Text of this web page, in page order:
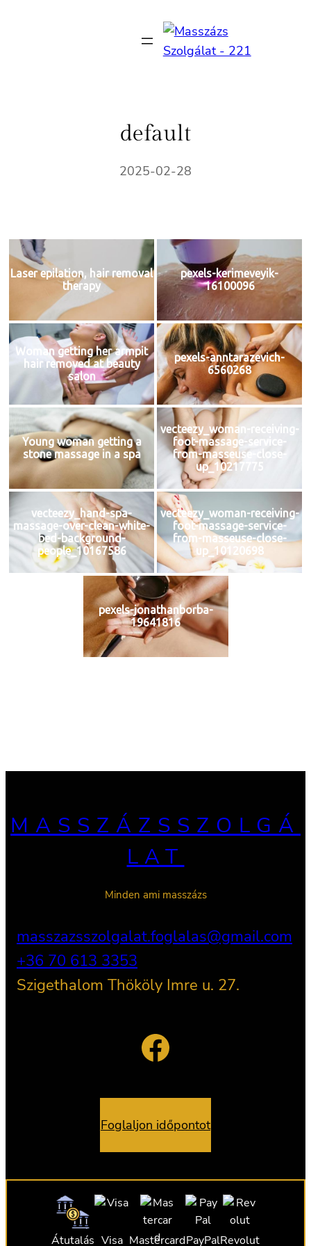
default
2025-02-28
Laser epilation, hair removal
therapy
pexels-kerimeveyik-
16100096
Woman getting her armpit
hair removed at beauty
salon
pexels-anntarazevich-
6560268
Young woman getting a
stone massage in a spa
vecteezy_woman-receiving-
foot-massage-service-
from-masseuse-close-
up_10217775
vecteezy_hand-spa-
massage-over-clean-white-
bed-background-
people_10167586
vecteezy_woman-receiving-
foot-massage-service-
from-masseuse-close-
up_10120698
pexels-jonathanborba-
19641816
MASSZÁZSSZOLGÁ
LAT
Minden ami masszázs
masszazsszolgalat.foglalas@gmail.com
+36 70 613 3353
Szigethalom Thököly Imre u. 27.
Facebook
Foglaljon időpontot
Átutalás Visa MastercardPayPalRevolut